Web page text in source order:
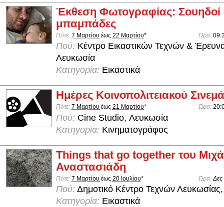
Έκθεση Φωτογραφίας: Σουηδοί
μπαμπάδες
Πότε: 7 Μαρτίου έως 22 Μαρτίου* Ώρα:
Πού: Κέντρο Εικαστικών Τεχνών &
Λευκωσία
Κατηγορία: Εικαστικά
Ημέρες Κοινοπολιτειακού
Πότε: 7 Μαρτίου έως 21 Μαρτίου* Ώρα:
Πού: Cine Studio, Λευκωσία
Κατηγορία: Κινηματογράφος
Things that go together του
Αναστασιάδη
Πότε: 7 Μαρτίου έως 20 Ιουλίου* Ώρα: Δες
Πού: Δημοτικό Κέντρο Τεχνών
Κατηγορία: Εικαστικά